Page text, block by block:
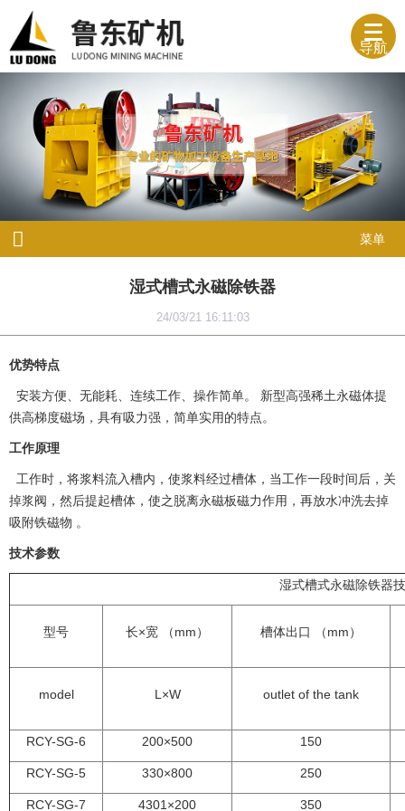
导航
菜单
湿式槽式永磁除铁器
24/03/21 16:11:03
优势特点
安装方便、无能耗、连续工作、操作简单。 新型高强稀土永磁体提
供高梯度磁场，具有吸力强，简单实用的特点。
工作原理
工作时，将浆料流入槽内，使浆料经过槽体，当工作一段时间后，关
掉浆阀，然后提起槽体，使之脱离永磁板磁力作用，再放水冲洗去掉
吸附铁磁物 。
技术参数
湿式槽式永磁除铁器
型号 长×宽 （mm） 槽体出口 （mm）
model L×W outlet of the tank
RCY-SG-6 200×500 150
RCY-SG-5 330×800 250
RCY-SG-7 4301×200 350